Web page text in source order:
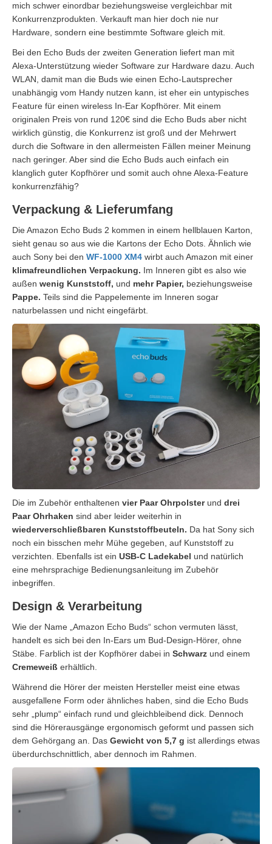
mich schwer einordbar beziehungsweise vergleichbar mit
Konkurrenzprodukten. Verkauft man hier doch nie nur
Hardware, sondern eine bestimmte Software gleich mit.
Bei den Echo Buds der zweiten Generation liefert man mit
Alexa-Unterstützung wieder Software zur Hardware dazu. Auch
WLAN, damit man die Buds wie einen Echo-Lautsprecher
unabhängig vom Handy nutzen kann, ist eher ein untypisches
Feature für einen wireless In-Ear Kopfhörer. Mit einem
originalen Preis von rund 120€ sind die Echo Buds aber nicht
wirklich günstig, die Konkurrenz ist groß und der Mehrwert
durch die Software in den allermeisten Fällen meiner Meinung
nach geringer. Aber sind die Echo Buds auch einfach ein
klanglich guter Kopfhörer und somit auch ohne Alexa-Feature
konkurrenzfähig?
Verpackung & Lieferumfang
Die Amazon Echo Buds 2 kommen in einem hellblauen Karton,
sieht genau so aus wie die Kartons der Echo Dots. Ähnlich wie
auch Sony bei den WF-1000 XM4 wirbt auch Amazon mit einer
klimafreundlichen Verpackung. Im Inneren gibt es also wie
außen wenig Kunststoff, und mehr Papier, beziehungsweise
Pappe. Teils sind die Pappelemente im Inneren sogar
naturbelassen und nicht eingefärbt.
Die im Zubehör enthaltenen vier Paar Ohrpolsterund drei
Paar Ohrhaken sind aber leider weiterhin in
wiederverschließbaren Kunststoffbeuteln. Da hat Sony sich
noch ein bisschen mehr Mühe gegeben, auf Kunststoff zu
verzichten. Ebenfalls ist ein USB-C Ladekabel und natürlich
eine mehrsprachige Bedienungsanleitung im Zubehör
inbegriffen.
Design & Verarbeitung
Wie der Name „Amazon Echo Buds“ schon vermuten lässt,
handelt es sich bei den In-Ears um Bud-Design-Hörer, ohne
Stäbe. Farblich ist der Kopfhörer dabei in Schwarz und einem
Cremeweiß erhältlich.
Während die Hörer der meisten Hersteller meist eine etwas
ausgefallene Form oder ähnliches haben, sind die Echo Buds
sehr „plump“ einfach rund und gleichbleibend dick. Dennoch
sind die Hörerausgänge ergonomisch geformt und passen sich
dem Gehörgang an. Das Gewicht von 5,7 g ist allerdings etwas
überdurchschnittlich, aber dennoch im Rahmen.